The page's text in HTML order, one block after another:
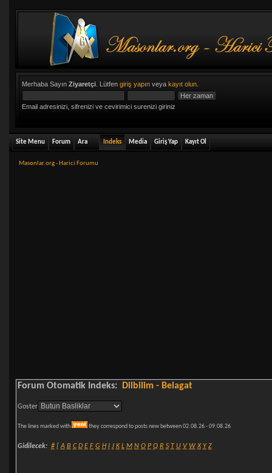
Merhaba Sayın Ziyaretçi. Lütfen giriş yapınveya kayıt olun.
Email adresinizi, sifrenizi ve cevirimici surenizi giriniz
Site Menu Forum Ara Indeks Media Giriş Yap Kayıt Ol
Masonlar.org - Harici Forumu
Forum Otomatik Indeks: Dilbilim - Belagat
Goster
The lines marked with they correspond to posts new between 02.08.26 - 09.08.26
Gidilecek: # [ A B C D E F G H I J K L M N O P Q R S T U V W X Y Z